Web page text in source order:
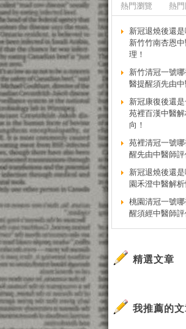
熱門瀏覽
熱
新冠退燒後還
新竹竹南杏恩
理！
新竹清冠一號
醫提醒須先由中
新冠康復後還
苑裡百漢中醫
向！
苑裡清冠一號
醒先由中醫師評
新冠退燒後還
園禾澄中醫解
桃園清冠一號
醒須經中醫師評
精選文章
我推薦的文